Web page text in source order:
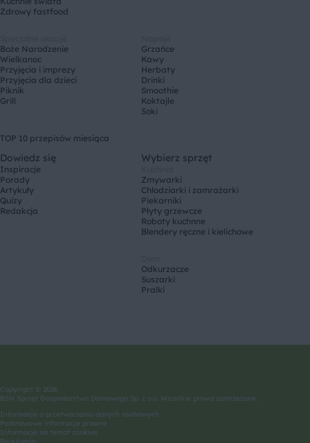
Zdrowy fastfood
Boże Narodzenie
Wielkanoc
Przyjęcia i imprezy
Przyjęcia dla dzieci
Piknik
Grill
Grzańce
Kawy
Herbaty
Drinki
Smoothie
Koktajle
Soki
TOP 10 przepisów miesiąca
Dowiedz się
Inspiracje
Porady
Artykuły
Quizy
Redakcja
Wybierz sprzęt
Zmywarki
Chłodziarki i zamrażarki
Piekarniki
Płyty grzewcze
Roboty kuchnne
Blendery ręczne i kielichowe
Odkurzacze
Suszarki
Pralki
Copyright © 2026
BSH Sprzęt Gospodarstwa Domowego Sp. z o.o. Wszelkie prawa zastrzeżone.
Informacje o przetwarzaniu danych osobowych
Podstawowe informacje prawne
Informacje na temat cookies